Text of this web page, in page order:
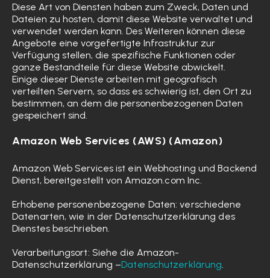
Diese Art von Diensten haben zum Zweck, Daten und
Dateien zu hosten, damit diese Website verwaltet und
verwendet werden kann. Des Weiteren können diese
Angebote eine vorgefertigte Infrastruktur zur
Verfügung stellen, die spezifische Funktionen oder
ganze Bestandteile für diese Website abwickelt.
Einige dieser Dienste arbeiten mit geografisch
verteilten Servern, so dass es schwierig ist, den Ort zu
bestimmen, an dem die personenbezogenen Daten
gespeichert sind.
Amazon Web Services (AWS) (Amazon)
Amazon Web Services ist ein Webhosting und Backend
Dienst, bereitgestellt von Amazon.com Inc.
Erhobene personenbezogene Daten: verschiedene
Datenarten, wie in der Datenschutzerklärung des
Dienstes beschrieben.
Verarbeitungsort: Siehe die Amazon-
Datenschutzerklärung –Datenschutzerklärung